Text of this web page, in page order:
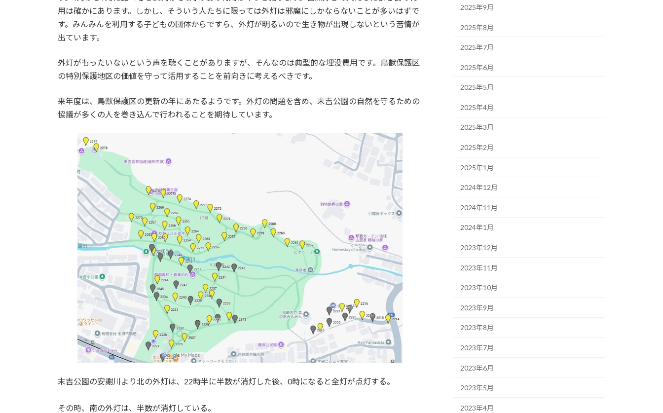
用は確かにあります。しかし、そういう人たちに限っては外灯は邪魔にしかならないことが多いはずで
す。みんみんを利用する子どもの団体からですら、外灯が明るいので生き物が出現しないという苦情が
出ています。
外灯がもったいないという声を聴くことがありますが、そんなのは典型的な埋没費用です。鳥獣保護区
の特別保護地区の価値を守って活用することを前向きに考えるべきです。
来年度は、鳥獣保護区の更新の年にあたるようです。外灯の問題を含め、末吉公園の自然を守るための
協議が多くの人を巻き込んで行われることを期待しています。
末吉公園の安謝川より北の外灯は、22時半に半数が消灯した後、0時になると全灯が点灯する。
その時、南の外灯は、半数が消灯している。
2025年9月
2025年8月
2025年7月
2025年6月
2025年5月
2025年4月
2025年3月
2025年2月
2025年1月
2024年12月
2024年11月
2024年1月
2023年12月
2023年11月
2023年10月
2023年9月
2023年8月
2023年7月
2023年6月
2023年5月
2023年4月